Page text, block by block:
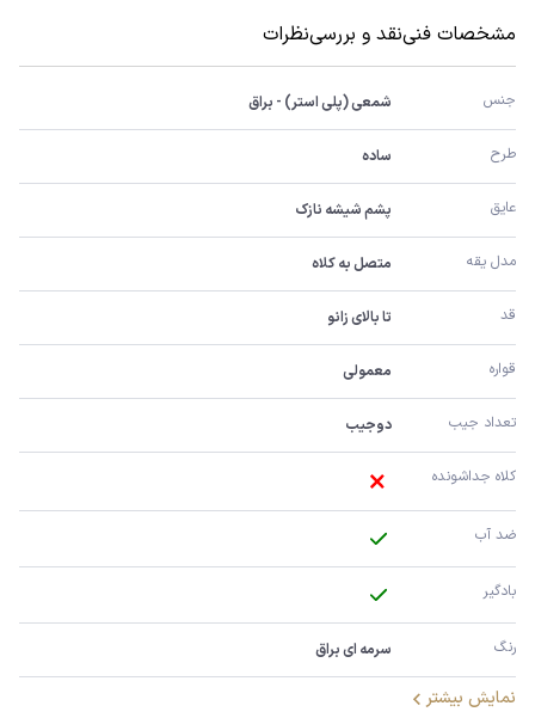
مشخصات فنینقد و بررسینظرات
جنس شمعی (پلی استر) - براق
طرح ساده
عایق پشم شیشه نازک
مدل یقه متصل به کلاه
قد تا بالای زانو
قواره معمولی
تعداد جیب دوجیب
کلاه جداشونده
ضد آب
بادگیر
رنگ سرمه ای براق
نمایش بیشتر